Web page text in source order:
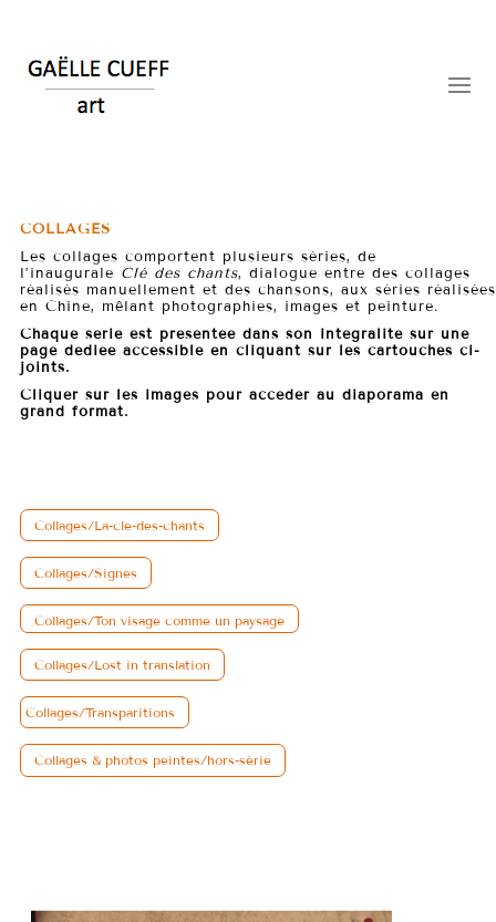
COLLAGES
Les collages comportent plusieurs séries, de
l’inaugurale Clé des chants, dialogue entre des collages
réalisés manuellement et des chansons, aux séries réalisées
en Chine, mêlant photographies, images et peinture.
Chaque série est présentée dans son intégralité sur une
page dédiée accessible en cliquant sur les cartouches ci-
joints.
Cliquer sur les images pour accéder au diaporama en
grand format.
Collages/La-cle-des-chants
Collages/Signes
Collages/Ton visage comme un paysage
Collages/Lost in translation
Collages/Transparitions
Collages & photos peintes/hors-série